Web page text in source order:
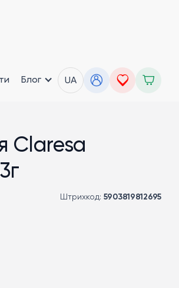
Блог UA
Claresa
Штрихкод: 5903819812695